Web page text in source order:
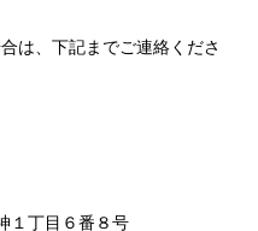
は、下記までご連絡くださ
１丁目６番８号